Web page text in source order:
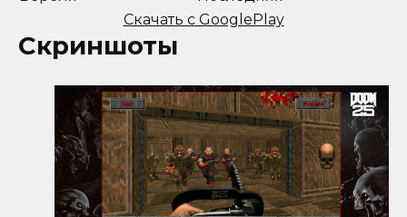
Скачать с GooglePlay
Скриншоты